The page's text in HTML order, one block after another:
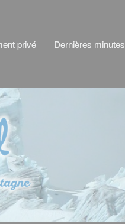
privé Dernières minutes